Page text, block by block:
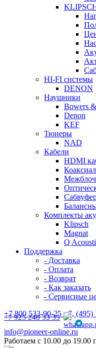
HI-FI системы
DENON
Наушники
Bowers
Denon
KEF
Тюнеры
NAD
Кабели
HDMI
Комплекты
Klipsch
Magnat
Q
Поддержка
- Доставка
- Оплата
- Возврат
- Как заказать
- Сервисные
+7 800 533-90-25 +7, (495)
+7 925 248 33 35
info@pioneer-online.ru
Работаем с 10.00 до 19.00